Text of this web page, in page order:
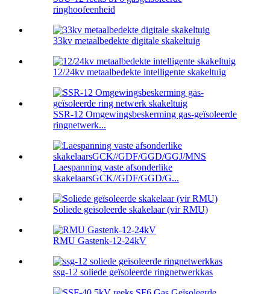
ringhoofeenheid
33kv metaalbedekte digitale skakeltuig
12/24kv metaalbedekte intelligente skakeltuig
SSR-12 Omgewingsbeskerming gas-geïsoleerde
ringnetwerk...
Laespanning vaste afsonderlike
skakelaarsGCK//GDF/GGD/G...
Soliede geïsoleerde skakelaar (vir RMU)
RMU Gastenk-12-24kV
ssg-12 soliede geïsoleerde ringnetwerkkas